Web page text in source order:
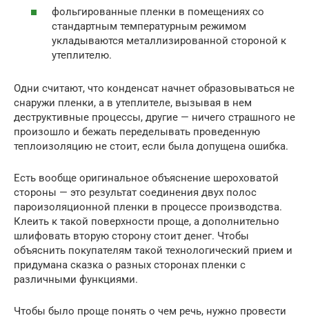
фольгированные пленки в помещениях со
стандартным температурным режимом
укладываются металлизированной стороной к
утеплителю.
Одни считают, что конденсат начнет образовываться не
снаружи пленки, а в утеплителе, вызывая в нем
деструктивные процессы, другие — ничего страшного не
произошло и бежать переделывать проведенную
теплоизоляцию не стоит, если была допущена ошибка.
Есть вообще оригинальное объяснение шероховатой
стороны — это результат соединения двух полос
пароизоляционной пленки в процессе производства.
Клеить к такой поверхности проще, а дополнительно
шлифовать вторую сторону стоит денег. Чтобы
объяснить покупателям такой технологический прием и
придумана сказка о разных сторонах пленки с
различными функциями.
Чтобы было проще понять о чем речь, нужно провести